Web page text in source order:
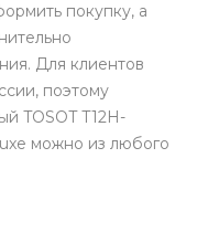
покупку, а
Для клиентов
поэтому
TOSOT T12H-
можно из любого